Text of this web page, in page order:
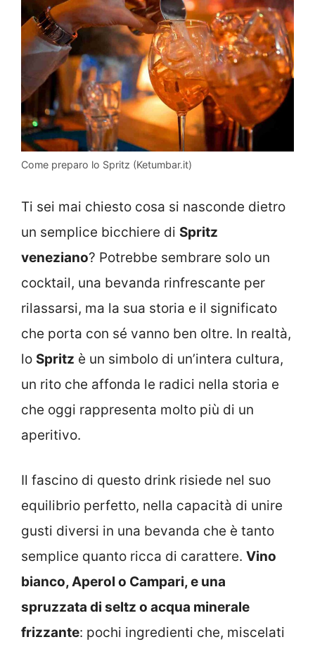
Come preparo lo Spritz (Ketumbar.it)
Ti sei mai chiesto cosa si nasconde dietro
un semplice bicchiere di Spritz
veneziano? Potrebbe sembrare solo un
cocktail, una bevanda rinfrescante per
rilassarsi, ma la sua storia e il significato
che porta con sé vanno ben oltre. In realtà,
lo Spritz è un simbolo di un’intera cultura,
un rito che affonda le radici nella storia e
che oggi rappresenta molto più di un
aperitivo.
Il fascino di questo drink risiede nel suo
equilibrio perfetto, nella capacità di unire
gusti diversi in una bevanda che è tanto
semplice quanto ricca di carattere. Vino
bianco, Aperol o Campari, e una
spruzzata di seltz o acqua minerale
frizzante: pochi ingredienti che, miscelati